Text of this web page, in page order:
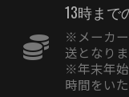
13時まで
※メーカ
送となりま
※年末年
時間をい